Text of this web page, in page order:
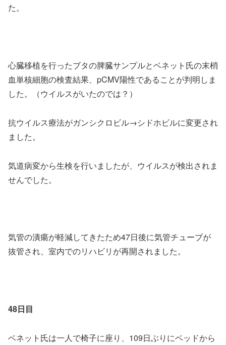
た。
心臓移植を行ったブタの脾臓サンプルとベネット氏の末梢
血単核細胞の検査結果、pCMV陽性であることが判明しま
した。（ウイルスがいたのでは？）
抗ウイルス療法がガンシクロビル→シドホビルに変更され
ました。
気道病変から生検を行いましたが、ウイルスが検出されま
せんでした。
気管の潰瘍が軽減してきたため47日後に気管チューブが
抜管され、室内でのリハビリが再開されました。
48日目
ベネット氏は一人で椅子に座り、109日ぶりにベッドから